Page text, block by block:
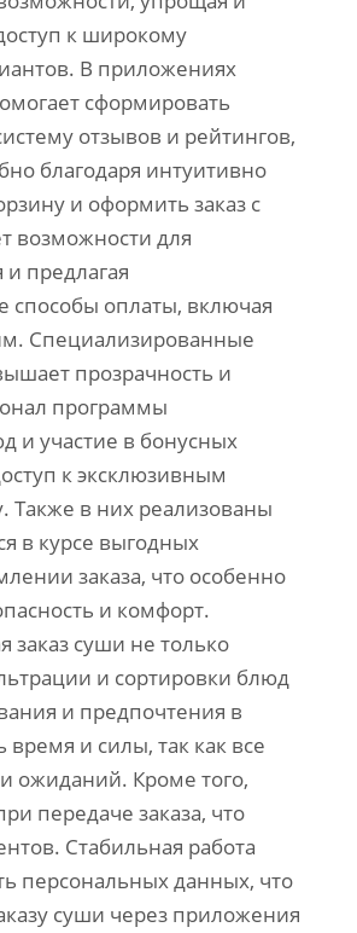
к широкому
В приложениях
сформировать
отзывов и рейтингов‚
благодаря интуитивно
и оформить заказ с
возможности для
предлагая
оплаты‚ включая
Специализированные
прозрачность и
программы
и участие в бонусных
к эксклюзивным
Также в них реализованы
в курсе выгодных
заказа‚ что особенно
и комфорт.
заказ суши не только
и сортировки блюд
и предпочтения в
и силы‚ так как все
ожиданий. Кроме того‚
передаче заказа‚ что
Стабильная работа
персональных данных‚ что
суши через приложения